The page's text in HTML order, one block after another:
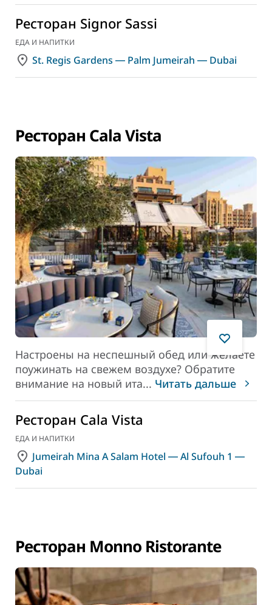
Ресторан Signor Sassi
ЕДА И НАПИТКИ
St. Regis Gardens ― Palm Jumeirah ― Dubai
Ресторан Cala Vista
Настроены на неспешный обед или желаете
поужинать на свежем воздухе? Обратите
внимание на новый ита... Читать дальше
Ресторан Cala Vista
ЕДА И НАПИТКИ
Jumeirah Mina A Salam Hotel ― Al Sufouh 1 ―
Dubai
Ресторан Monno Ristorante